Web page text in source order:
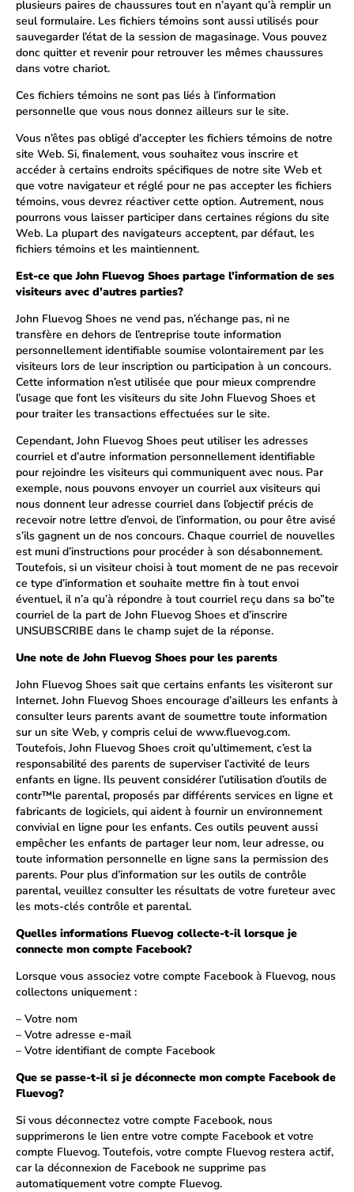
plusieurs paires de chaussures tout en n’ayant qu’à remplir un
seul formulaire. Les fichiers témoins sont aussi utilisés pour
sauvegarder l’état de la session de magasinage. Vous pouvez
donc quitter et revenir pour retrouver les mêmes chaussures
dans votre chariot.
Ces fichiers témoins ne sont pas liés à l’information
personnelle que vous nous donnez ailleurs sur le site.
Vous n’êtes pas obligé d’accepter les fichiers témoins de notre
site Web. Si, finalement, vous souhaitez vous inscrire et
accéder à certains endroits spécifiques de notre site Web et
que votre navigateur et réglé pour ne pas accepter les fichiers
témoins, vous devrez réactiver cette option. Autrement, nous
pourrons vous laisser participer dans certaines régions du site
Web. La plupart des navigateurs acceptent, par défaut, les
fichiers témoins et les maintiennent.
Est-ce que John Fluevog Shoes partage l’information de ses
visiteurs avec d’autres parties?
John Fluevog Shoes ne vend pas, n’échange pas, ni ne
transfère en dehors de l’entreprise toute information
personnellement identifiable soumise volontairement par les
visiteurs lors de leur inscription ou participation à un concours.
Cette information n’est utilisée que pour mieux comprendre
l’usage que font les visiteurs du site John Fluevog Shoes et
pour traiter les transactions effectuées sur le site.
Cependant, John Fluevog Shoes peut utiliser les adresses
courriel et d’autre information personnellement identifiable
pour rejoindre les visiteurs qui communiquent avec nous. Par
exemple, nous pouvons envoyer un courriel aux visiteurs qui
nous donnent leur adresse courriel dans l’objectif précis de
recevoir notre lettre d’envoi, de l’information, ou pour être avisé
s’ils gagnent un de nos concours. Chaque courriel de nouvelles
est muni d’instructions pour procéder à son désabonnement.
Toutefois, si un visiteur choisi à tout moment de ne pas recevoir
ce type d’information et souhaite mettre fin à tout envoi
éventuel, il n’a qu’à répondre à tout courriel reçu dans sa bo”te
courriel de la part de John Fluevog Shoes et d’inscrire
UNSUBSCRIBE dans le champ sujet de la réponse.
Une note de John Fluevog Shoes pour les parents
John Fluevog Shoes sait que certains enfants les visiteront sur
Internet. John Fluevog Shoes encourage d’ailleurs les enfants à
consulter leurs parents avant de soumettre toute information
sur un site Web, y compris celui de www.fluevog.com.
Toutefois, John Fluevog Shoes croit qu’ultimement, c’est la
responsabilité des parents de superviser l’activité de leurs
enfants en ligne. Ils peuvent considérer l’utilisation d’outils de
contr™le parental, proposés par différents services en ligne et
fabricants de logiciels, qui aident à fournir un environnement
convivial en ligne pour les enfants. Ces outils peuvent aussi
empêcher les enfants de partager leur nom, leur adresse, ou
toute information personnelle en ligne sans la permission des
parents. Pour plus d’information sur les outils de contrôle
parental, veuillez consulter les résultats de votre fureteur avec
les mots-clés contrôle et parental.
Quelles informations Fluevog collecte-t-il lorsque je
connecte mon compte Facebook?
Lorsque vous associez votre compte Facebook à Fluevog, nous
collectons uniquement :
– Votre nom
– Votre adresse e-mail
– Votre identifiant de compte Facebook
Que se passe-t-il si je déconnecte mon compte Facebook de
Fluevog?
Si vous déconnectez votre compte Facebook, nous
supprimerons le lien entre votre compte Facebook et votre
compte Fluevog. Toutefois, votre compte Fluevog restera actif,
car la déconnexion de Facebook ne supprime pas
automatiquement votre compte Fluevog.